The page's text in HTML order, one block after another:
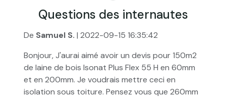
Questions des internautes
De Samuel S. | 2022-09-15 16:35:42
Bonjour, J'aurai aimé avoir un devis pour 150m2
de laine de bois Isonat Plus Flex 55 H en 60mm
et en 200mm. Je voudrais mettre ceci en
isolation sous toiture. Pensez vous que 260mm